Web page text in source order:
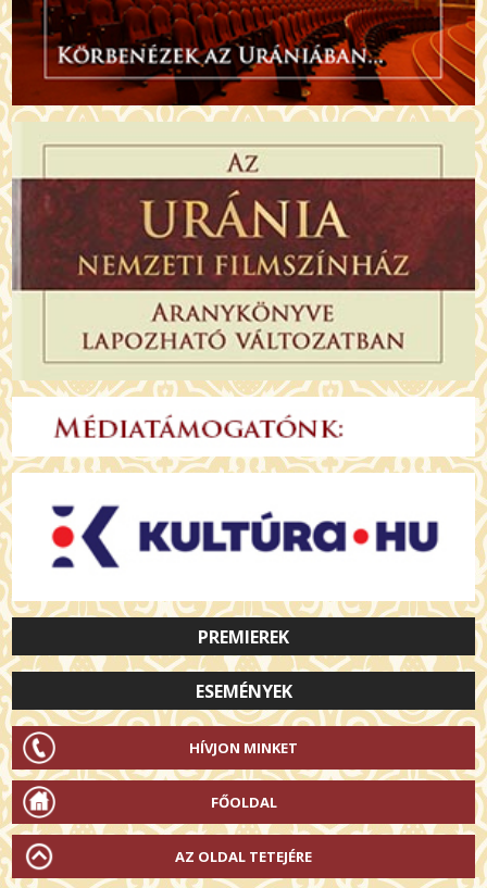
PREMIEREK
ESEMÉNYEK
HÍVJON MINKET
FŐOLDAL
AZ OLDAL TETEJÉRE